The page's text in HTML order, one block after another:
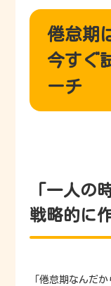
倦怠期
今すぐ
ーチ
「一人の
戦略的に
「倦怠期なんだ